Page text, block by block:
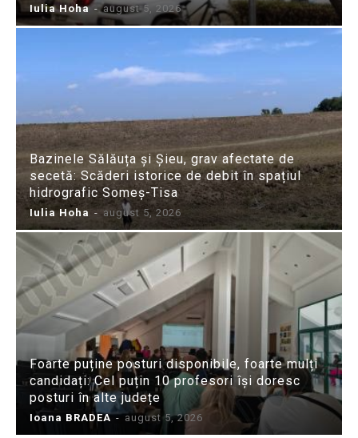
Iulia Hoha - august 5, 2026
Bazinele Sălăuța și Șieu, grav afectate de
secetă: Scăderi istorice de debit în spațiul
hidrografic Someș-Tisa
Iulia Hoha - august 5, 2026
Foarte puține posturi disponibile, foarte mulți
candidați: Cel puțin 10 profesori își doresc
posturi în alte județe
Ioana BRADEA - august 5, 2026